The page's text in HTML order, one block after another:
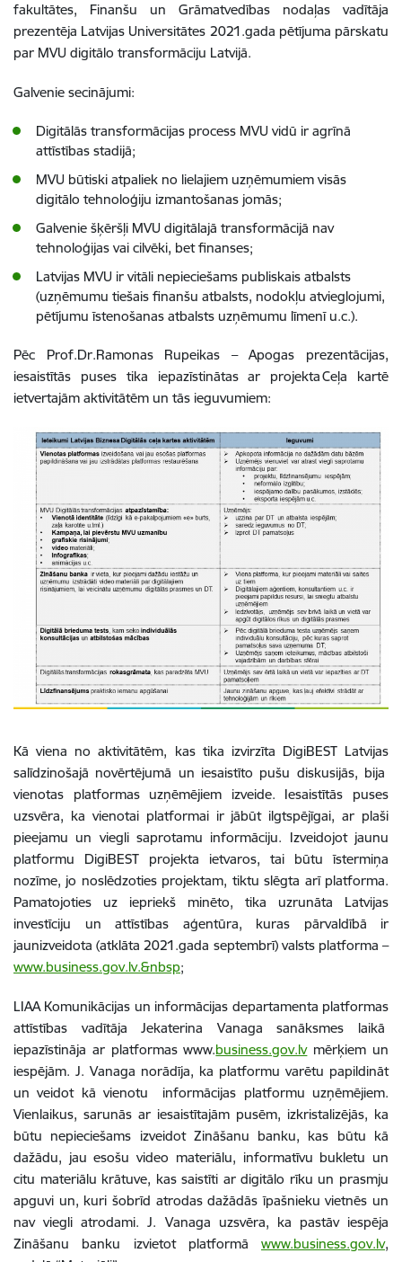
fakultātes, Finanšu un Grāmatvedības nodaļas vadītāja
prezentēja Latvijas Universitātes 2021.gada pētījuma pārskatu
par MVU digitālo transformāciju Latvijā.
Galvenie secinājumi:
Digitālās transformācijas process MVU vidū ir agrīnā
attīstības stadijā;
MVU būtiski atpaliek no lielajiem uzņēmumiem visās
digitālo tehnoloģiju izmantošanas jomās;
Galvenie šķēršļi MVU digitālajā transformācijā nav
tehnoloģijas vai cilvēki, bet finanses;
Latvijas MVU ir vitāli nepieciešams publiskais atbalsts
(uzņēmumu tiešais finanšu atbalsts, nodokļu atvieglojumi,
pētījumu īstenošanas atbalsts uzņēmumu līmenī u.c.).
Pēc Prof.Dr.Ramonas Rupeikas – Apogas prezentācijas,
iesaistītās puses tika iepazīstinātas ar projekta Ceļa kartē
ietvertajām aktivitātēm un tās ieguvumiem:
Kā viena no aktivitātēm, kas tika izvirzīta DigiBEST Latvijas
salīdzinošajā novērtējumā un iesaistīto pušu diskusijās, bija
vienotas platformas uzņēmējiem izveide. Iesaistītās puses
uzsvēra, ka vienotai platformai ir jābūt ilgtspējīgai, ar plaši
pieejamu un viegli saprotamu informāciju. Izveidojot jaunu
platformu DigiBEST projekta ietvaros, tai būtu īstermiņa
nozīme, jo noslēdzoties projektam, tiktu slēgta arī platforma.
Pamatojoties uz iepriekš minēto, tika uzrunāta Latvijas
investīciju un attīstības aģentūra, kuras pārvaldībā ir
jaunizveidota (atklāta 2021.gada septembrī) valsts platforma –
www.business.gov.lv.&nbsp;
LIAA Komunikācijas un informācijas departamenta platformas
attīstības vadītāja Jekaterina Vanaga sanāksmes laikā
iepazīstināja ar platformas www.business.gov.lvmērķiem un
iespējām. J. Vanaga norādīja, ka platformu varētu papildināt
un veidot kā vienotu informācijas platformu uzņēmējiem.
Vienlaikus, sarunās ar iesaistītajām pusēm, izkristalizējās, ka
būtu nepieciešams izveidot Zināšanu banku, kas būtu kā
dažādu, jau esošu video materiālu, informatīvu bukletu un
citu materiālu krātuve, kas saistīti ar digitālo rīku un prasmju
apguvi un, kuri šobrīd atrodas dažādās īpašnieku vietnēs un
nav viegli atrodami. J. Vanaga uzsvēra, ka pastāv iespēja
Zināšanu banku izvietot platformā www.business.gov.lv,